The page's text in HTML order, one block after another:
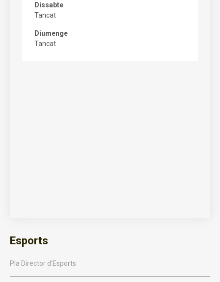
Esports
Pla Director d'Esports
Dissabte
Tancat
Diumenge
Tancat